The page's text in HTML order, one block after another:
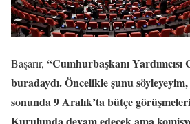
Başarır, “Cumhurbaşkanı Yardımcısı
buradaydı. Öncelikle şunu
sonunda 9 Aralık’ta bütçe